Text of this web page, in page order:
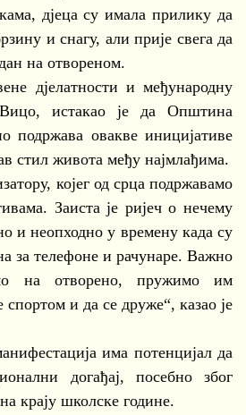
дјеца су имала прилику да
и снагу, али прије свега да
на отвореном.
дјелатности и међународну
истакао је да Општина
подржава овакве иницијативе
стил живота међу најмлађима.
којег од срца подржавамо
Заиста је ријеч о нечему
и неопходно у времену када су
за телефоне и рачунаре. Важно
на отворено, пружимо им
спортом и да се друже“, казао је
има потенцијал да
догађај, посебно због
крају школске године.